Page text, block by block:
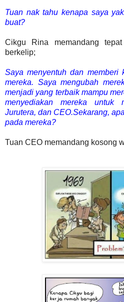
Tuan nak tahu kenapa saya
buat?
Cikgu Rina memandang
berkelip;
Saya menyentuh dan memberi
mereka. Saya mengubah
menjadi yang terbaik mampu
menyediakan mereka untuk
Jurutera, dan CEO.Sekarang,
pada mereka?
Tuan CEO memandang kosong